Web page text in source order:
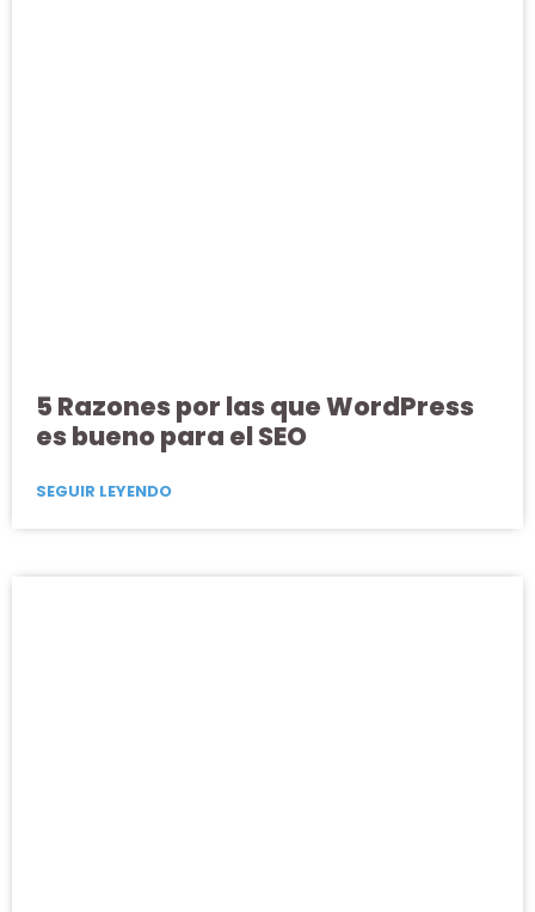
5 Razones por las que WordPress
es bueno para el SEO
SEGUIR LEYENDO